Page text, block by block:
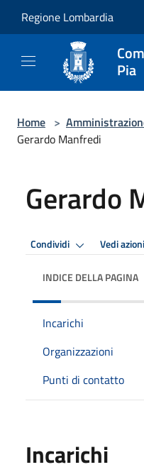
Regione Lombardia
Pia
Home >
Gerardo Manfredi
Gerardo
Condividi Vedi azioni
INDICE DELLA PAGINA
Incarichi
Organizzazioni
Punti di contatto
Incarichi